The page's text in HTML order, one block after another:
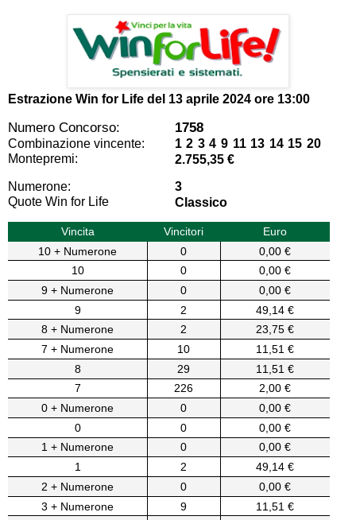
Estrazione Win for Life del 13 aprile 2024 ore 13:00
Numero Concorso: 1758
Combinazione vincente:
1 2 3 4 9 11 13 14 15 20
Montepremi:
2.755,35 €
Numerone:
3
Quote Win for Life
Classico
Vincita Vincitori
Euro
10 + Numerone
0
0,00 €
10
0
0,00 €
9 + Numerone
0
0,00 €
9
2
49,14 €
8 + Numerone
2
23,75 €
7 + Numerone
10
11,51 €
8
29
11,51 €
7
226
2,00 €
0 + Numerone
0
0,00 €
0
0
0,00 €
1 + Numerone
0
0,00 €
1
2
49,14 €
2 + Numerone
0
0,00 €
3 + Numerone
9
11,51 €